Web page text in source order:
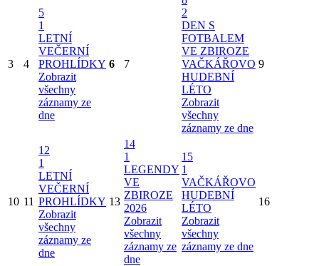
3 4
5
1
LETNÍ
VEČERNÍ
PROHLÍDKY
Zobrazit
všechny
záznamy ze
dne
6 7
2
DEN S
FOTBALEM
VE ZBIROZE
VAČKÁŘOVO
HUDEBNÍ
LÉTO
Zobrazit
všechny
záznamy ze dne
9
10 11
12
1
LETNÍ
VEČERNÍ
PROHLÍDKY
Zobrazit
všechny
záznamy ze
dne
13
14
1
LEGENDY
VE
ZBIROZE
2026
Zobrazit
všechny
záznamy ze
dne
15
1
VAČKÁŘOVO
HUDEBNÍ
LÉTO
Zobrazit
všechny
záznamy ze dne
16